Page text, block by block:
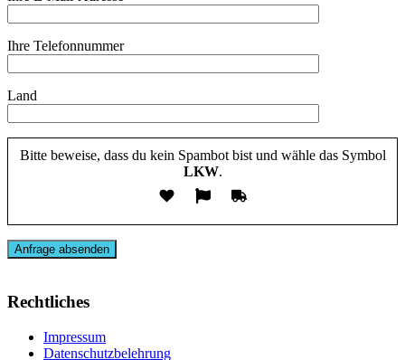
Ihre Telefonnummer
Land
Bitte beweise, dass du kein Spambot bist und wähle das Symbol
LKW.
Rechtliches
Impressum
Datenschutzbelehrung